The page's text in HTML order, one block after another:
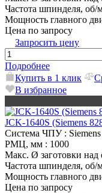
Частота шпинделя, об/
Мощность главного
Цена по запросу
Запросить цену
Подробнее
Купить в 1 клик
В избранное
JCK-1640S (Siemens
Система ЧПУ:
РМЦ, мм : 1000
Макс. Ø заготовки
Частота шпинделя, об/
Мощность главного
Цена по запросу